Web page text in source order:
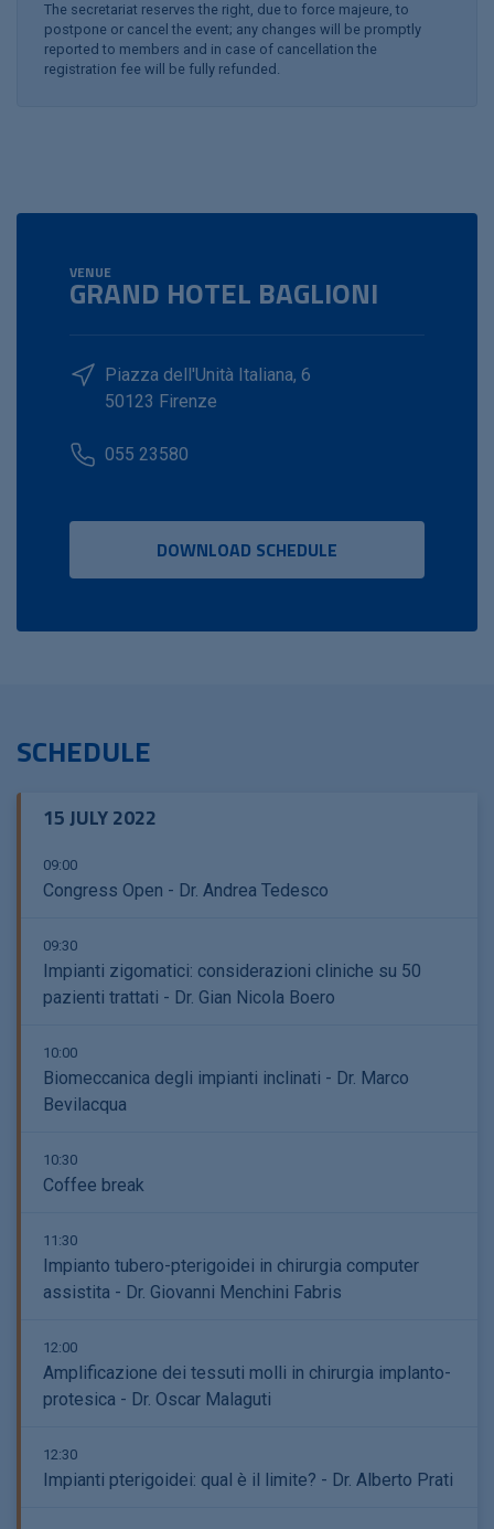
The secretariat reserves the right, due to force majeure, to
postpone or cancel the event; any changes will be promptly
reported to members and in case of cancellation the
registration fee will be fully refunded.
VENUE
GRAND HOTEL BAGLIONI
Piazza dell'Unità Italiana, 6
50123 Firenze
055 23580
DOWNLOAD SCHEDULE
SCHEDULE
15 JULY 2022
09:00
Congress Open - Dr. Andrea Tedesco
09:30
Impianti zigomatici: considerazioni cliniche su 50
pazienti trattati - Dr. Gian Nicola Boero
10:00
Biomeccanica degli impianti inclinati - Dr. Marco
Bevilacqua
10:30
Coffee break
11:30
Impianto tubero-pterigoidei in chirurgia computer
assistita - Dr. Giovanni Menchini Fabris
12:00
Amplificazione dei tessuti molli in chirurgia implanto-
protesica - Dr. Oscar Malaguti
12:30
Impianti pterigoidei: qual è il limite? - Dr. Alberto Prati